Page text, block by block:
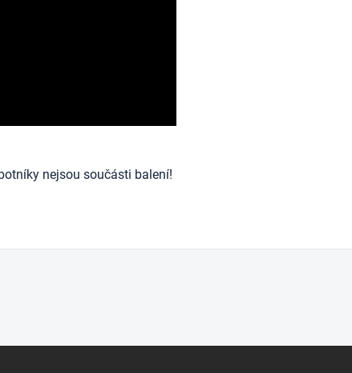
nejsou součásti balení!